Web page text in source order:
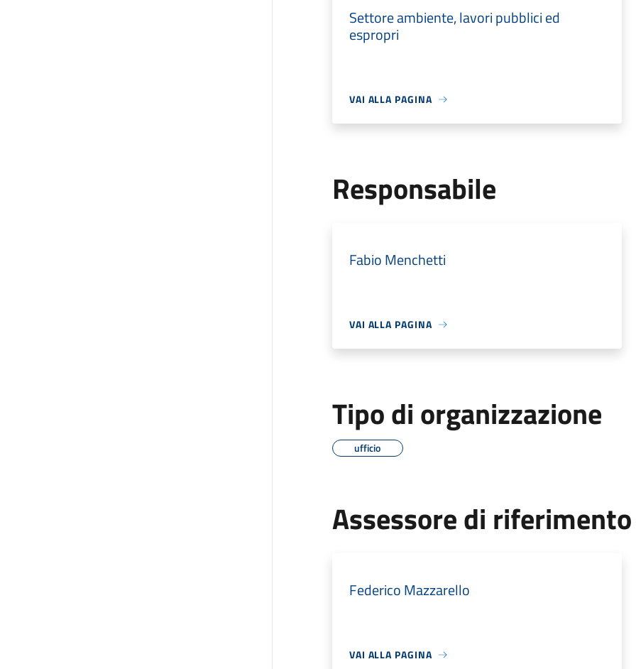
Settore ambiente, lavori pubblici ed
espropri
VAI ALLA PAGINA
Responsabile
Fabio Menchetti
VAI ALLA PAGINA
Tipo di organizzazione
ufficio
Assessore di riferimento
Federico Mazzarello
VAI ALLA PAGINA